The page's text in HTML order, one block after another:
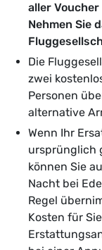
aller
Nehmen Sie
Die
zwei
Personen
alternative
Wenn Ihr
ursprünglich
können Sie
Nacht bei
Regel
Kosten für